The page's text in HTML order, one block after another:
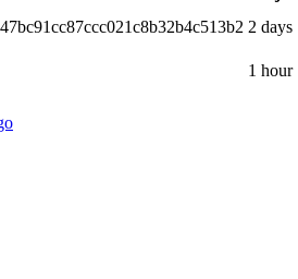
2 days
1 hour